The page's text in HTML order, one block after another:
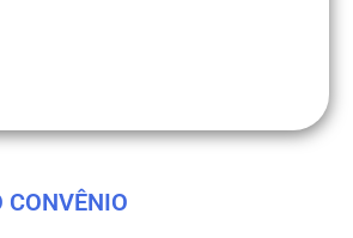
CONVÊNIO